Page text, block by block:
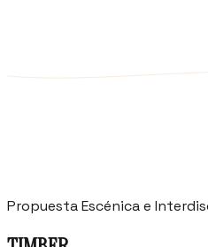
Propuesta Escénica e